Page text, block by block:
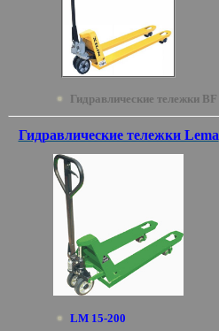
Гидравлические тележки BF
Гидравлические тележки Lema
LM 15-200